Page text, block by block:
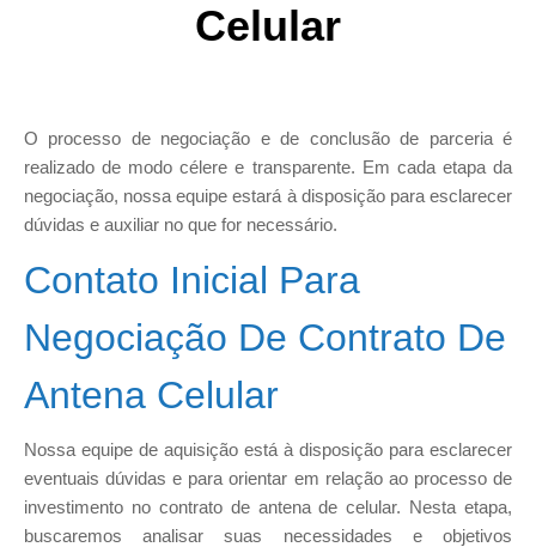
Celular
O processo de negociação e de conclusão de parceria é
realizado de modo célere e transparente. Em cada etapa da
negociação, nossa equipe estará à disposição para esclarecer
dúvidas e auxiliar no que for necessário.
Contato Inicial Para
Negociação De Contrato De
Antena Celular
Nossa equipe de aquisição está à disposição para esclarecer
eventuais dúvidas e para orientar em relação ao processo de
investimento no contrato de antena de celular. Nesta etapa,
buscaremos analisar suas necessidades e objetivos